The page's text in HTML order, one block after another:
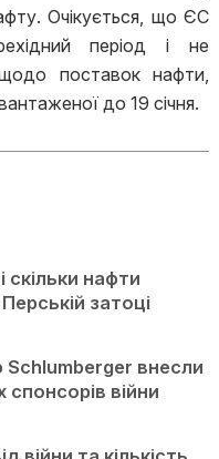
Очікується, що ЄС
період і не
поставок нафти,
до 19 січня.
скільки нафти
затоці
Schlumberger внесли
війни